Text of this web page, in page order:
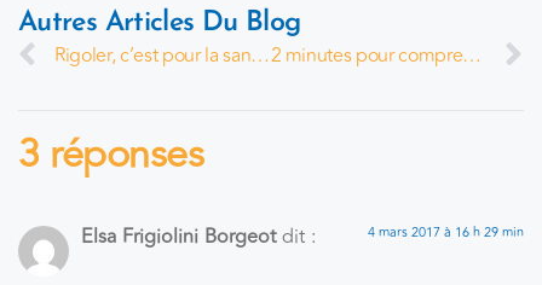
Autres Articles Du Blog
Rigoler, c’est pour la santé !
2 minutes pour comprendre : L’Aromathérapie
3 réponses
Elsa Frigiolini Borgeot dit : 4 mars 2017 à 16 h 29 min